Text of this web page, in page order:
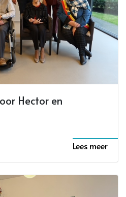
Hector en
Lees meer